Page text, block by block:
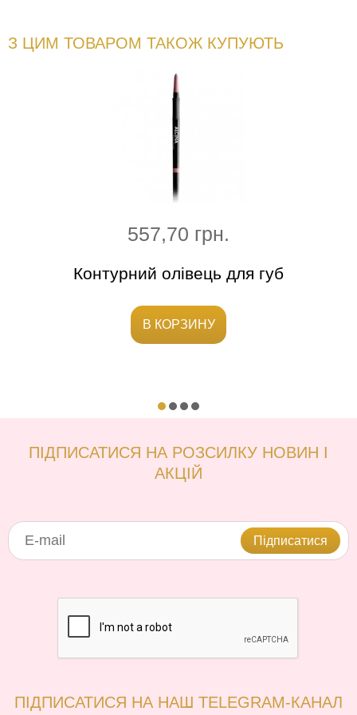
З ЦИМ ТОВАРОМ ТАКОЖ КУПУЮТЬ
557,70 грн.
Контурний олівець для губ
В КОРЗИНУ
ПІДПИСАТИСЯ НА РОЗСИЛКУ НОВИН І
АКЦІЙ
Підписатися
ПІДПИСАТИСЯ НА НАШ TELEGRAM-КАНАЛ